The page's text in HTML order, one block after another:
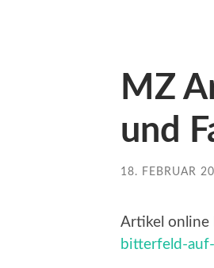
MZ
und
18. FEBRUAR
Artikel online
bitterfeld-